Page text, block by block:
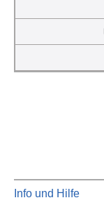
Info und Hilfe